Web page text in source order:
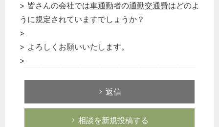
> 皆さんの会社では車通勤者の通勤交通費はどのよ
うに規定されていますでしょうか？
>
> よろしくお願いいたします。
>
返信
相談を新規投稿する